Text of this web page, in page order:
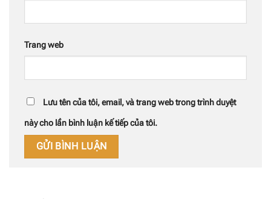
Trang web
Lưu tên của tôi, email, và trang web trong trình duyệt
này cho lần bình luận kế tiếp của tôi.